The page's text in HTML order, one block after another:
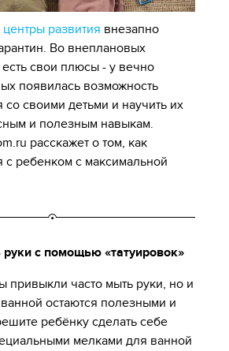
центры развития внезапно
Во внеплановых
есть свои плюсы - у вечно
появилась возможность
со своими детьми и научить их
и полезным навыкам.
расскажет о том, как
с ребенком с максимальной
с помощью «татуировок»
привыкли часто мыть руки, но и
остаются полезными и
ребёнку сделать себе
мелками для ванной